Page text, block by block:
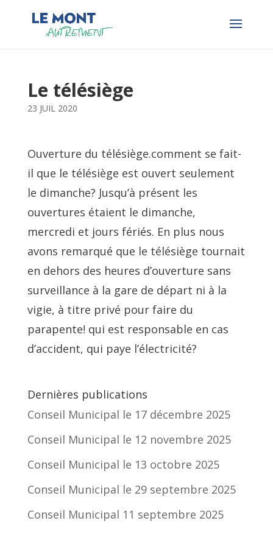
Le télésiège
23 JUIL 2020
Ouverture du télésiège.comment se fait-
il que le télésiège est ouvert seulement
le dimanche? Jusqu’à présent les
ouvertures étaient le dimanche,
mercredi et jours fériés. En plus nous
avons remarqué que le télésiège tournait
en dehors des heures d’ouverture sans
surveillance à la gare de départ ni à la
vigie, à titre privé pour faire du
parapente! qui est responsable en cas
d’accident, qui paye l’électricité?
Dernières publications
Conseil Municipal le 17 décembre 2025
Conseil Municipal le 12 novembre 2025
Conseil Municipal le 13 octobre 2025
Conseil Municipal le 29 septembre 2025
Conseil Municipal 11 septembre 2025